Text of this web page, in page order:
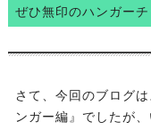
ぜひ無印のハンガー
さて、今回のブログ
ンガー編』でしたが